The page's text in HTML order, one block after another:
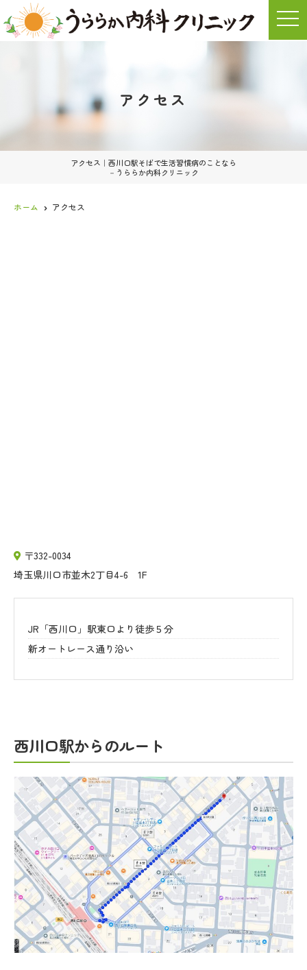
t
o
i
アクセス
アクセス｜西川口駅そばで生活習慣病のことなら
－うららか内科クリニック
ホーム アクセス
〒332-0034
埼玉県川口市並木2丁目4-6 1F
JR「西川口」駅東口より徒歩５分
新オートレース通り沿い
西川口駅からのルート